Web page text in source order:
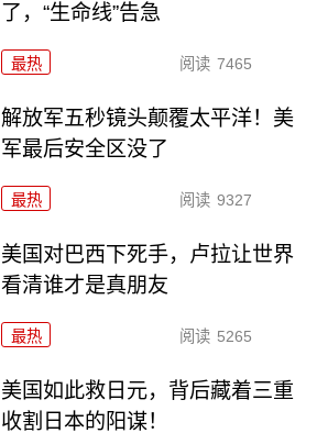
了，“生命线”告急
最热 阅读 7465
解放军五秒镜头颠覆太平洋！美
军最后安全区没了
最热 阅读 9327
美国对巴西下死手，卢拉让世界
看清谁才是真朋友
最热 阅读 5265
美国如此救日元，背后藏着三重
收割日本的阳谋！